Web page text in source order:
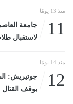
منذ 13 يومًا
11
جامعة
لاستقبال طلاب
منذ 14 يومًا
12
جوتيريش:
بوقف القتال